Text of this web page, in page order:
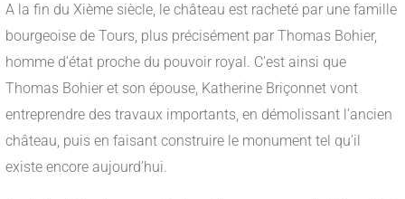
A la fin du Xième siècle, le château est racheté par une famille
bourgeoise de Tours, plus précisément par Thomas Bohier,
homme d’état proche du pouvoir royal. C’est ainsi que
Thomas Bohier et son épouse, Katherine Briçonnet vont
entreprendre des travaux importants, en démolissant l’ancien
château, puis en faisant construire le monument tel qu’il
existe encore aujourd’hui.